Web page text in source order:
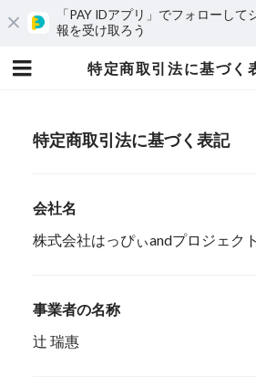
「PAY IDアプリ」でフォローして
報を受け取ろう
特定商取引法に基づく表記
会社名
株式会社はっぴぃandプロジェクト
事業者の名称
辻 瑞惠